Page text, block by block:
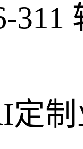
311
定